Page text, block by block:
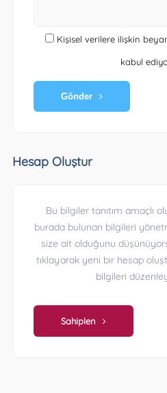
Kişisel verilere ilişkin
kabul
Gönder
Hesap Oluştur
Bu bilgiler tanıtım amaçlı
burada bulunan bilgileri
size ait olduğunu
tıklayarak yeni bir hesap
bilgileri
Sahiplen